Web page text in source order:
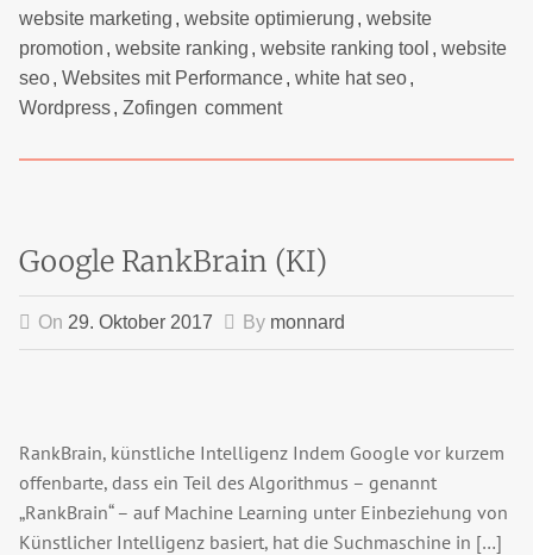
website marketing , website optimierung , website
promotion , website ranking , website ranking tool , website
seo, Websites mit Performance, white hat seo,
Wordpress, Zofingen comment
Google RankBrain (KI)
On 29. Oktober 2017 By monnard
RankBrain, künstliche Intelligenz Indem Google vor kurzem
offenbarte, dass ein Teil des Algorithmus – genannt
„RankBrain“ – auf Machine Learning unter Einbeziehung von
Künstlicher Intelligenz basiert, hat die Suchmaschine in […]